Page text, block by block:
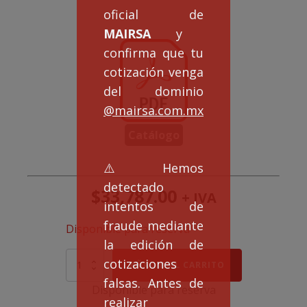
oficial de
MAIRSA y
confirma que tu
cotización venga
del dominio
@mairsa.com.mx
⚠️Hemos
detectado
intentos de
fraude mediante
la edición de
cotizaciones
falsas. Antes de
realizar
33,787.00 + IVA
Disponible para reserva
AÑADIR AL CARRITO
Disponible para reserva